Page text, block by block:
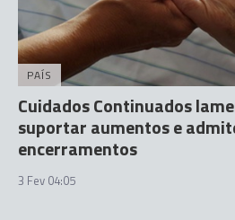
PAÍS
Cuidados Continuados
suportar aumentos e
encerramentos
3 Fev 04:05